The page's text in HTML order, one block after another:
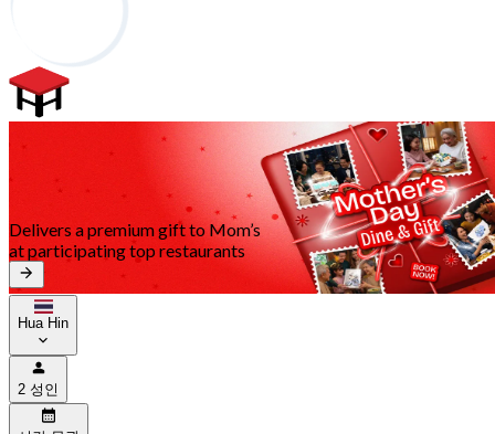
Delivers a premium gift to Mom’s
at participating top restaurants
Hua Hin
2 성인